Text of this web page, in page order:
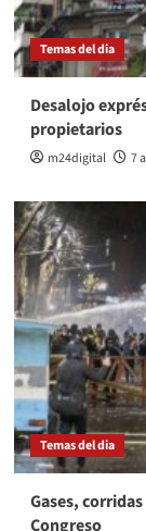
Temas del dia
Desalojo
propietarios
m24digital 7
Temas del dia
Gases,
Congreso